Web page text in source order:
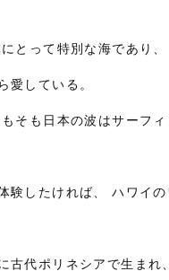
とって特別な海であり、
愛している。
そも日本の波はサーフ
験したければ、 ハワイの
古代ポリネシアで生まれ、